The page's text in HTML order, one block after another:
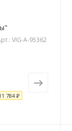
VIG-A-95362
784 ₽